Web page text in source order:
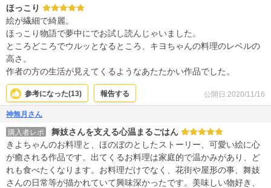
ほっこり
絵が繊細で綺麗。
ほっこり物語で夢中にでお試し読んじゃいました。
ところどころでウルッとなるところ、キヨちゃんの料理のレベルの
高さ。
作者の方の生活が見えてくるようなあたたかい作品でした。
公開日:2020/11/16
参考になった(13) 報告する
神無月さん
購入者レポ
舞妓さんを支える心温まるごはん
きよちゃんのお料理と、ほのぼのとしたストーリー、可愛い絵に心
が癒される作品です。出てくるお料理は家庭的で温かみがあり、ど
れも食べたくなります。お料理だけでなく、花街や屋形の事、舞妓
さんの日常等が描かれていて興味深かったです。美味しい物好き、